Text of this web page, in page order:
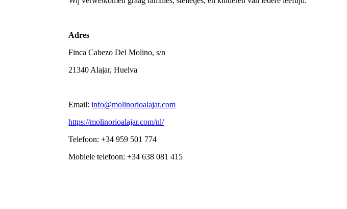
Adres
Finca Cabezo Del Molino, s/n
21340 Alajar, Huelva
Email:info@molinorioalajar.com
https://molinorioalajar.com/nl/
Telefoon: +34 959 501 774
Mobiele telefoon: +34 638 081 415